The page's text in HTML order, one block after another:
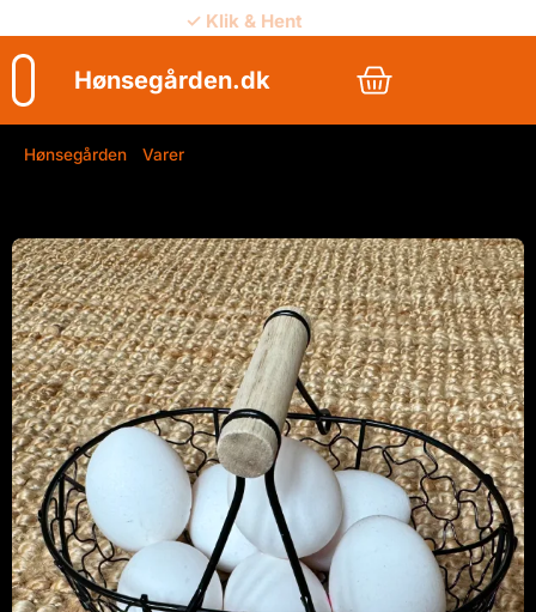
✓ Vejledning
✓ Klik & Hent
Hønsegården.dk
Hønsegården Varer